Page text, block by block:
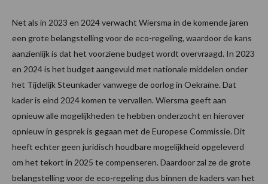
Net als in 2023 en 2024 verwacht Wiersma in de komende jaren
een grote belangstelling voor de eco-regeling, waardoor de kans
aanzienlijk is dat het voorziene budget wordt overvraagd. In 2023
en 2024 is het budget aangevuld met nationale middelen onder
het Tijdelijk Steunkader vanwege de oorlog in Oekraïne. Dat
kader is eind 2024 komen te vervallen. Wiersma geeft aan
opnieuw alle mogelijkheden te hebben onderzocht en hierover
opnieuw in gesprek is gegaan met de Europese Commissie. Dit
heeft echter geen juridisch houdbare mogelijkheid opgeleverd
om het tekort in 2025 te compenseren. Daardoor zal ze de grote
belangstelling voor de eco-regeling dus binnen de kaders van het